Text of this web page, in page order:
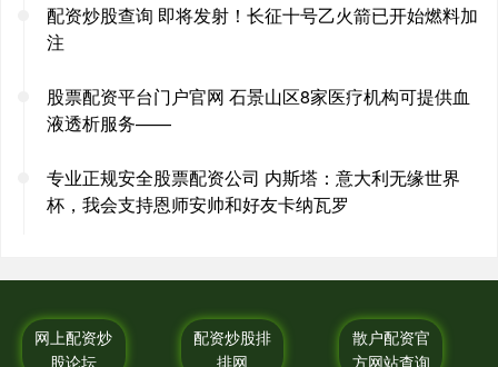
配资炒股查询 即将发射！长征十号乙火箭已开始燃料加
注
股票配资平台门户官网 石景山区8家医疗机构可提供血
液透析服务——
专业正规安全股票配资公司 内斯塔：意大利无缘世界
杯，我会支持恩师安帅和好友卡纳瓦罗
网上配资炒
股论坛
配资炒股排
排网
散户配资官
方网站查询